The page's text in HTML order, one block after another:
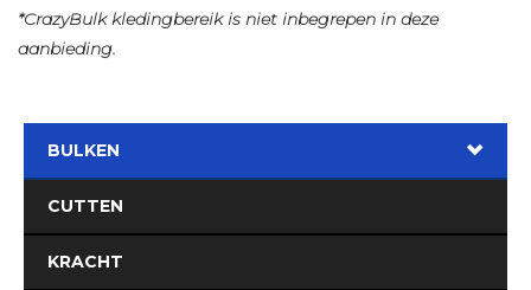
*CrazyBulk kledingbereik is niet inbegrepen in deze
aanbieding.
BULKEN
CUTTEN
KRACHT